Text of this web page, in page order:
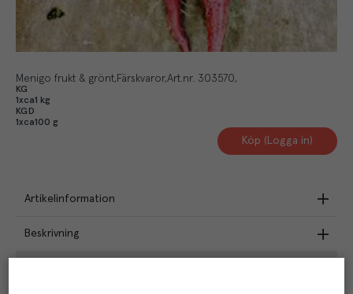
Menigo frukt & grönt Färskvaror Art.nr. 303570
KG
1xca1 kg
KGD
1xca100 g
Köp (Logga in)
Artikelinformation
Beskrivning